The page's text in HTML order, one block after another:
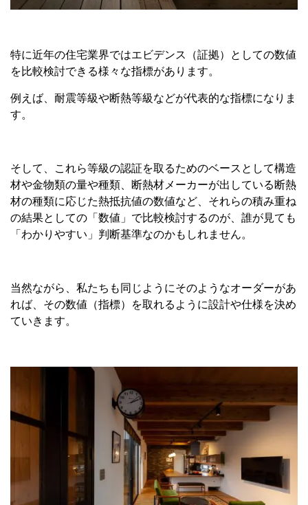
特に近年の住宅業界ではエビデンス（証拠）としての数値
を比較検討できる様々な指標があります。
例えば、耐震等級や断熱等級などが代表的な指標になりま
す。
そして、これら等級の認証を取るためのベースとして構造
材や金物類の量や種類、断熱材メーカーが出している断熱
材の種類に応じた熱抵抗値の数値など、それらの積み重ね
の結果としての「数値」で比較検討するのが、誰が見ても
「わかりやすい」判断基準なのかもしれません。
当然ながら、私たちも同じようにそのようなオーダーがあ
れば、その数値（指標）を取れるように設計や仕様を決め
ていきます。